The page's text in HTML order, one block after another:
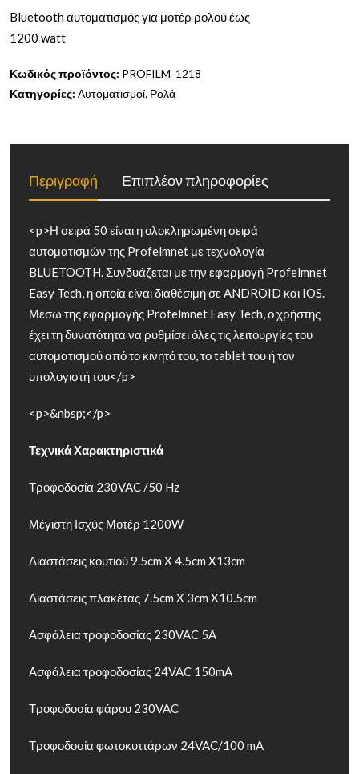
Bluetooth αυτοματισμός για μοτέρ ρολού έως
1200 watt
Κωδικός προϊόντος: PROFILM_1218
Κατηγορίες: Αυτοματισμοί, Ρολά
Περιγραφή Επιπλέον πληροφορίες
<p>Η σειρά 50 είναι η ολοκληρωμένη σειρά
αυτοματισμών της Profelmnet με τεχνολογία
BLUETOOTH. Συνδυάζεται με την εφαρμογή Profelmnet
Easy Tech, η οποία είναι διαθέσιμη σε ANDROID και IOS.
Μέσω της εφαρμoγής Profelmnet Easy Tech, ο χρήστης
έχει τη δυνατότητα να ρυθμίσει όλες τις λειτουργίες του
αυτοματισμού από το κινητό του, το tablet του ή τον
υπολογιστή του</p>
<p>&nbsp;</p>
Τεχνικά Χαρακτηριστικά
Τροφοδοσία 230VAC /50 Hz
Μέγιστη Ισχύς Μοτέρ 1200W
Διαστάσεις κουτιού 9.5cm X 4.5cm X13cm
Διαστάσεις πλακέτας 7.5cm X 3cm X10.5cm
Ασφάλεια τροφοδοσίας 230VAC 5Α
Ασφάλεια τροφοδοσίας 24VAC 150mA
Τροφοδοσία φάρου 230VAC
Τροφοδοσία φωτοκυττάρων 24VAC/100 mA